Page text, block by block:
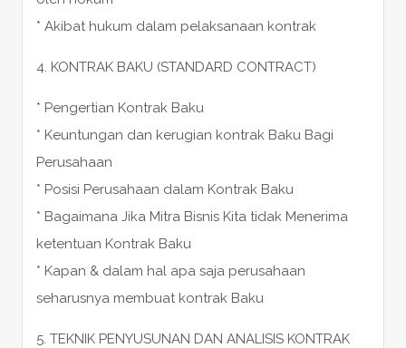
* Akibat hukum dalam pelaksanaan kontrak
4. KONTRAK BAKU (STANDARD CONTRACT)
* Pengertian Kontrak Baku
* Keuntungan dan kerugian kontrak Baku Bagi
Perusahaan
* Posisi Perusahaan dalam Kontrak Baku
* Bagaimana Jika Mitra Bisnis Kita tidak Menerima
ketentuan Kontrak Baku
* Kapan & dalam hal apa saja perusahaan
seharusnya membuat kontrak Baku
5. TEKNIK PENYUSUNAN DAN ANALISIS KONTRAK